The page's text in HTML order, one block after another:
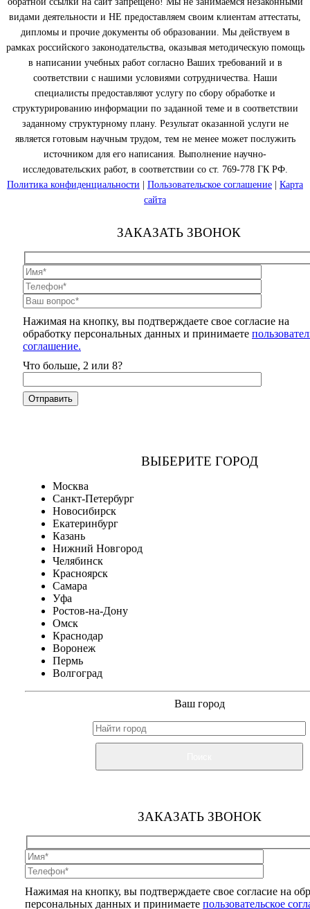
видами деятельности и НЕ предоставляем своим клиентам аттестаты,
дипломы и прочие документы об образовании. Мы действуем в
рамках российского законодательства, оказывая методическую помощь
в написании учебных работ согласно Ваших требований и в
соответствии с нашими условиями сотрудничества. Наши
специалисты предоставляют услугу по сбору обработке и
структурированию информации по заданной теме и в соответствии
заданному структурному плану. Результат оказанной услуги не
является готовым научным трудом, тем не менее может послужить
источником для его написания. Выполнение научно-
исследовательских работ, в соответствии со ст. 769-778 ГК РФ.
Политика конфиденциальности | Пользовательское соглашение | Карта
сайта
ЗАКАЗАТЬ ЗВОНОК
Нажимая на кнопку, вы подтверждаете свое согласие на
обработку персональных данных и принимаете
соглашение.
Что больше, 2 или 8?
ВЫБЕРИТЕ ГОРОД
Москва
Санкт-Петербург
Новосибирск
Екатеринбург
Казань
Нижний Новгород
Челябинск
Красноярск
Самара
Уфа
Ростов-на-Дону
Омск
Краснодар
Воронеж
Пермь
Волгоград
Ваш город
ЗАКАЗАТЬ ЗВОНОК
Нажимая на кнопку, вы подтверждаете свое согласие на
персональных данных и принимаете пользовательское